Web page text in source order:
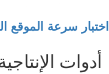
اختبار سرعة الموقع
أدوات